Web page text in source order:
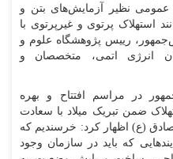
عمومی نظیر آزمایش‌های بتن و
استهلاک پرتوی و غیرپرتوی با
رییس پژوهشگاه علوم و
انرژی اتمی، متخصصان و
در مراسم افتتاح و بهره
ضمن تبریک میلاد با سعادت
(ع) اظهار کرد: خرسندیم که
که باید در سازمان وجود